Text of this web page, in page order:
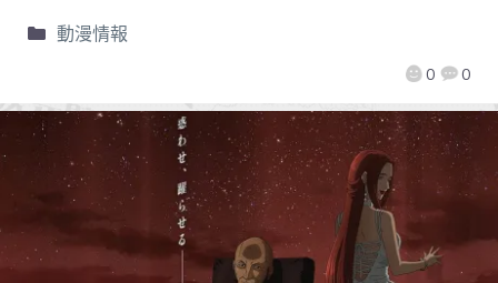
0 0
動漫情報